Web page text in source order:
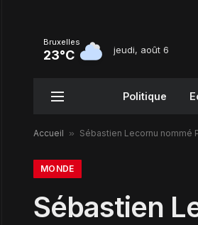
Bruxelles
23°C jeudi, août 6
Politique
Accueil » Sébastien Lecornu nommé
MONDE
Sébastien